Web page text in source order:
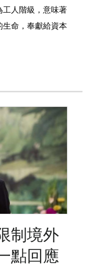
人階級，意味著
命，奉獻給資本
制境外
點回應